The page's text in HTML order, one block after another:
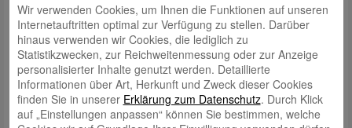
Wir verwenden Cookies, um Ihnen die Funktionen auf unseren
Internetauftritten optimal zur Verfügung zu stellen. Darüber
hinaus verwenden wir Cookies, die lediglich zu
Statistikzwecken, zur Reichweitenmessung oder zur Anzeige
personalisierter Inhalte genutzt werden. Detaillierte
Informationen über Art, Herkunft und Zweck dieser Cookies
finden Sie in unserer Erklärung zum Datenschutz. Durch Klick
auf „Einstellungen anpassen“ können Sie bestimmen, welche